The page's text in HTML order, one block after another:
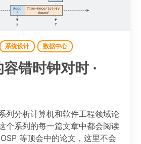
系统设计 数据中心
错时钟对时 ·
列分析计算机和软件工程领域论
个系列的每一篇文章中都会阅读
等顶会中的论文，这里不会